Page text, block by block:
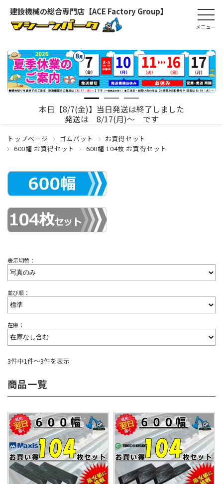
建設機械の総合専門店【ACE Factory Group】
本日【8/7(金)】当日発送は終了しました
発送は 8/17(月)～ です
トップページ ゴムパット
お買得セット
600幅 お買得セット
600幅 104枚 お買得セット
表示切替：
並び順：
在庫：
3件中1件～3件を表示
商品一覧